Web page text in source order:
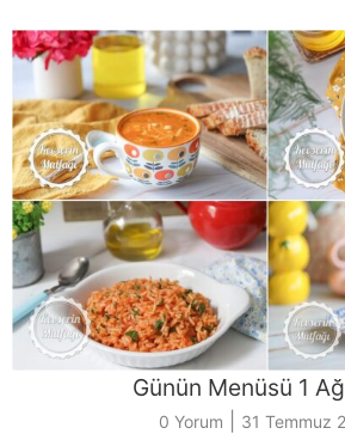
Günün Menüsü 1
0 Yorum 31 Temmuz